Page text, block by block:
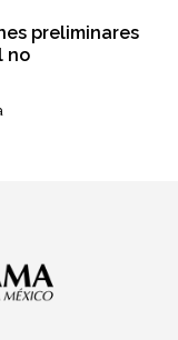
preliminares
no